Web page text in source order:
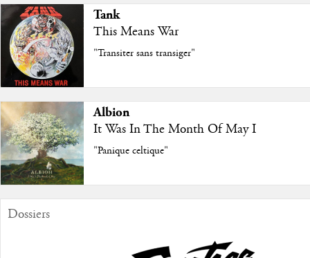
Tank
This Means War
"Transiter sans transiger"
Albion
It Was In The Month Of May I
"Panique celtique"
Dossiers